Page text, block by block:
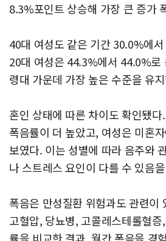
8.3%포인트 상승해 가장 큰 증가
40대 여성도 같은 기간 30.0%에
20대 여성은 44.3%에서 44.0%로
령대 가운데 가장 높은 수준을 유
혼인 상태에 따른 차이도 확인됐
폭음률이 더 높았고, 여성은 미혼
보였다. 이는 성별에 따라 음주와
나 스트레스 요인이 다를 수 있음
폭음은 만성질환 위험과도 관련이
고혈압, 당뇨병, 고콜레스테롤혈